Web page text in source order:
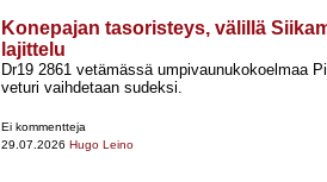
Konepajan tasoristeys, välillä
lajittelu
Dr19 2861 vetämässä umpivaunukokoelmaa
veturi vaihdetaan sudeksi.
Ei kommentteja
29.07.2026 Hugo Leino